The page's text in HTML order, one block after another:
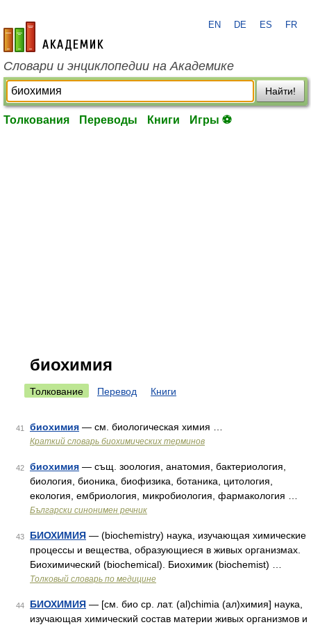
academic.ru
EN DE ES FR
Словари и энциклопедии на Академике
Найти!
Толкования Переводы Книги Игры ⚽
биохимия
Толкование Перевод Книги
41 биохимия — см. биологическая химия …
Краткий словарь биохимических терминов
42 биохимия — същ. зоология, анатомия, бактериология,
биология, бионика, биофизика, ботаника, цитология,
екология, ембриология, микробиология, фармакология …
Български синонимен речник
43 БИОХИМИЯ — (biochemistry) наука, изучающая химические
процессы и вещества, образующиеся в живых организмах.
Биохимический (biochemical). Биохимик (biochemist) …
Толковый словарь по медицине
44 БИОХИМИЯ — [см. био ср. лат. (al)chimia (ал)химия] наука,
изучающая химический состав материи живых организмов и